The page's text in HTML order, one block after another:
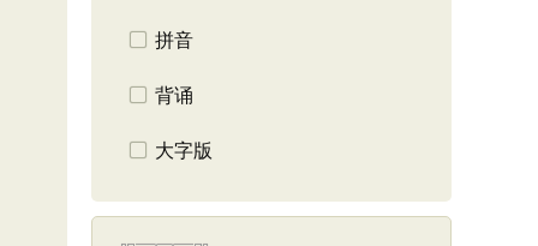
拼音
背诵
大字版